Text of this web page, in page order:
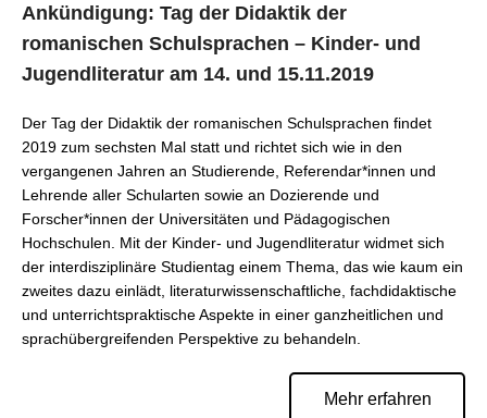
Ankündigung: Tag der Didaktik der
romanischen Schulsprachen – Kinder- und
Jugendliteratur am 14. und 15.11.2019
Der Tag der Didaktik der romanischen Schulsprachen findet
2019 zum sechsten Mal statt und richtet sich wie in den
vergangenen Jahren an Studierende, Referendar*innen und
Lehrende aller Schularten sowie an Dozierende und
Forscher*innen der Universitäten und Pädagogischen
Hochschulen. Mit der Kinder- und Jugendliteratur widmet sich
der interdisziplinäre Studientag einem Thema, das wie kaum ein
zweites dazu einlädt, literaturwissenschaftliche, fachdidaktische
und unterrichtspraktische Aspekte in einer ganzheitlichen und
sprachübergreifenden Perspektive zu behandeln.
Mehr erfahren